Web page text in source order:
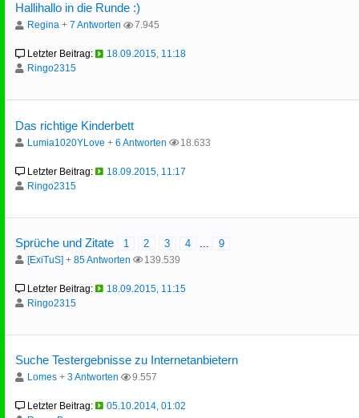
Hallihallo in die Runde :)
Regina+ 7 Antworten 7.945
Letzter Beitrag:
18.09.2015, 11:18
Ringo2315
Das richtige Kinderbett
Lumia1020YLove + 6 Antworten 18.633
Letzter Beitrag:
18.09.2015, 11:17
Ringo2315
Sprüche und Zitate 1 2 3 4 9
[ExiTuS] + 85 Antworten 139.539
Letzter Beitrag:
18.09.2015, 11:15
Ringo2315
Suche Testergebnisse zu Internetanbietern
Lomes+ 3 Antworten 9.557
Letzter Beitrag:
05.10.2014, 01:02